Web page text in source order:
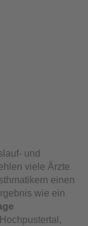
und
viele Ärzte
einen
wie ein